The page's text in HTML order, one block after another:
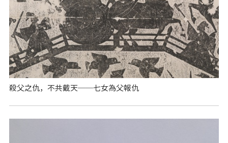
殺父之仇，不共戴天──七女為父報仇